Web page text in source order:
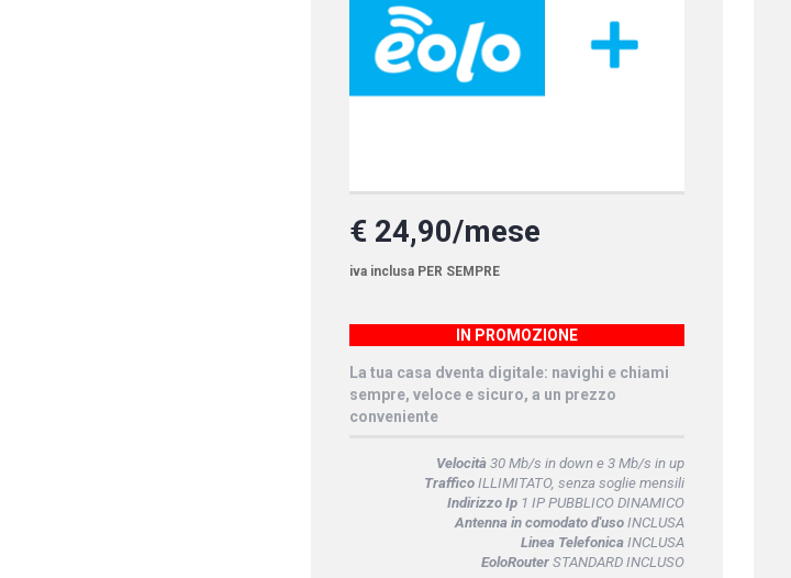
€ 24,90/mese
iva inclusa PER SEMPRE
IN PROMOZIONE
La tua casa dventa digitale: navighi e chiami
sempre, veloce e sicuro, a un prezzo
conveniente
Velocità 30 Mb/s in down e 3 Mb/s in up
Traffico ILLIMITATO, senza soglie mensili
Indirizzo Ip 1 IP PUBBLICO DINAMICO
Antenna in comodato d'uso INCLUSA
Linea Telefonica INCLUSA
EoloRouter STANDARD INCLUSO